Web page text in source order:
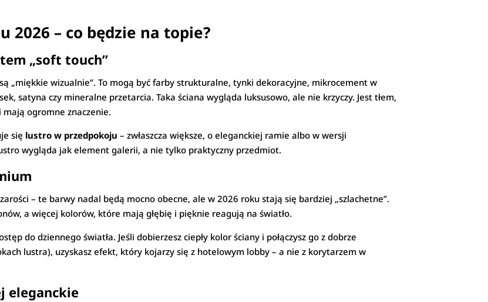
2026 – co będzie na topie?
„soft touch”
„miękkie wizualnie”. To mogą być farby strukturalne, tynki dekoracyjne, mikrocement w
satyna czy mineralne przetarcia. Taka ściana wygląda luksusowo, ale nie krzyczy. Jest tłem,
ogromne znaczenie.
się lustro w przedpokoju – zwłaszcza większe, o eleganckiej ramie albo w wersji
wygląda jak element galerii, a nie tylko praktyczny przedmiot.
– te barwy nadal będą mocno obecne, ale w 2026 roku stają się bardziej „szlachetne”.
a więcej kolorów, które mają głębię i pięknie reagują na światło.
do dziennego światła. Jeśli dobierzesz ciepły kolor ściany i połączysz go z dobrze
lustra), uzyskasz efekt, który kojarzy się z hotelowym lobby – a nie z korytarzem w
eleganckie